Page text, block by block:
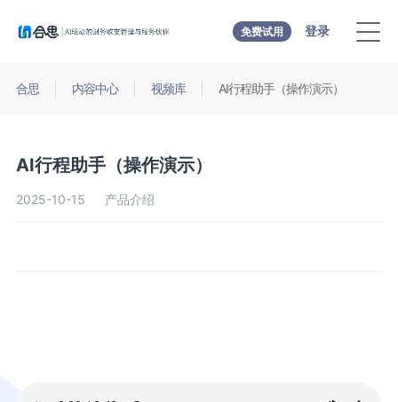
免费试用 登录
合思 内容中心 视频库 AI行程助手（操作演示）
AI行程助手（操作演示）
2025-10-15 产品介绍